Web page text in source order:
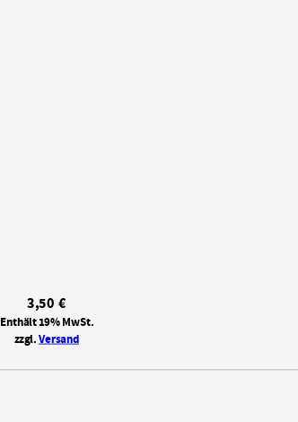
3,50€
Enthält 19% MwSt.
zzgl.Versand